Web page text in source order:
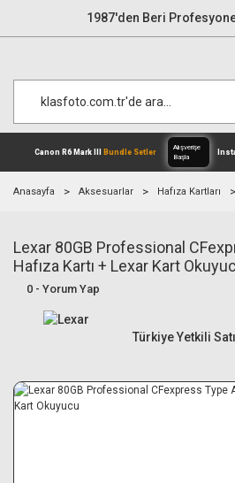
1987'den Beri
Canon R6 Mark IIIBundle
Anasayfa Aksesuarlar Hafıza Kartları
Lexar 80GB Professional
Hafıza Kartı + Lexar Kart
0 - Yorum Yap
Türkiye Yetkili